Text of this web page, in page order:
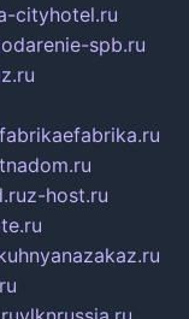
cityhotel.ru
spb.ru
z-host.ru